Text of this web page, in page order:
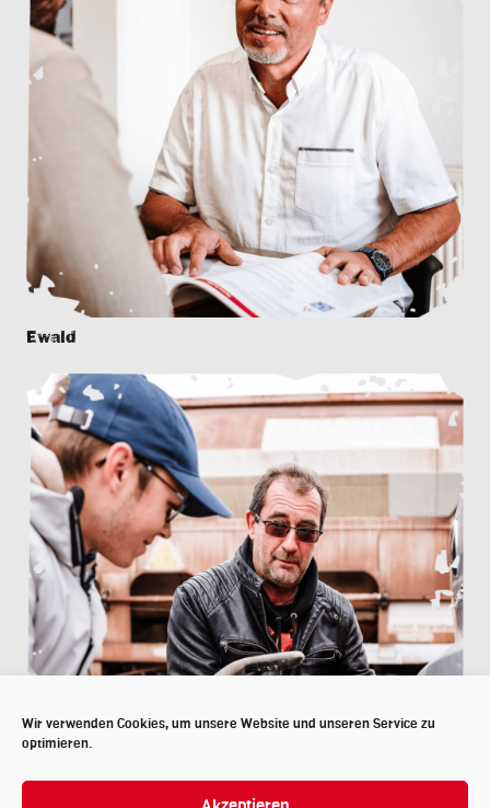
Wir verwenden Cookies, um unsere Website und unseren Service zu
optimieren.
Ewald